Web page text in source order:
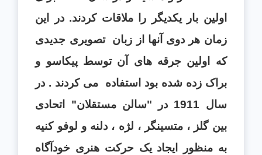
اولين بار يکديگر را ملاقاتكردند. در اين
زمان هر دوی آنها از زبان تصويری جديدی
که اولين جرقه های آن توسط پيکاسو و
براک زده شده بود استفاده میكردند . در
سال 1911 در "سالن مستقلان" اتحادی
بين گلز ، متسينگر ، لژه ، دلنه و لوفو کنيه
به منظور ايجاد يک حرکت هنری خودآگاه